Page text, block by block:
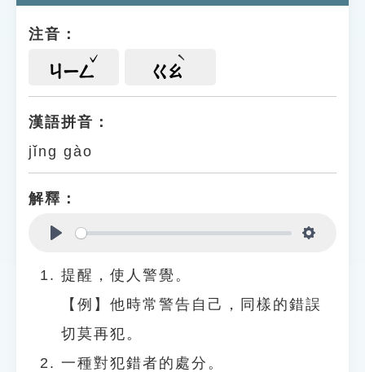
遊戲專區
貓頭鷹博士
注音：
ㄐㄧㄥ ㄍㄠ
漢語拼音：
jǐng gào
解釋：
提醒，使人警覺。
【例】他時常警告自己，同樣的錯誤
切莫再犯。
一種對犯錯者的處分。